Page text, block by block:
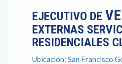
EJECUTIVO DE
EXTERNAS
RESIDENCIALES
Ubicación: San Francisco